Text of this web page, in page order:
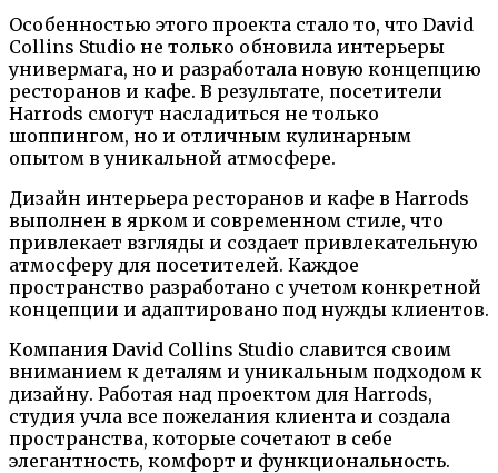
Особенностью этого проекта стало то, что David
Collins Studio не только обновила интерьеры
универмага, но и разработала новую концепцию
ресторанов и кафе. В результате, посетители
Harrods смогут насладиться не только
шоппингом, но и отличным кулинарным
опытом в уникальной атмосфере.
Дизайн интерьера ресторанов и кафе в Harrods
выполнен в ярком и современном стиле, что
привлекает взгляды и создает привлекательную
атмосферу для посетителей. Каждое
пространство разработано с учетом конкретной
концепции и адаптировано под нужды клиентов.
Компания David Collins Studio славится своим
вниманием к деталям и уникальным подходом к
дизайну. Работая над проектом для Harrods,
студия учла все пожелания клиента и создала
пространства, которые сочетают в себе
элегантность, комфорт и функциональность.